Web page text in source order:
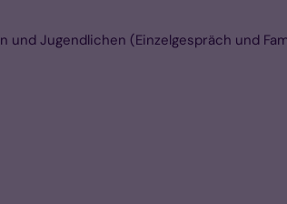
und Jugendlichen (Einzelgespräch und